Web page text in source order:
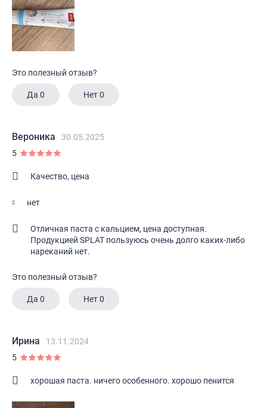
Это полезный отзыв?
Да 0 Нет0
Вероника
30.05.2025
5
Качество, цена
нет
Отличная паста с кальцием, цена доступная.
Продукцией SPLAT пользуюсь очень долго каких-либо
нареканий нет.
Это полезный отзыв?
Да 0 Нет0
Ирина
13.11.2024
5
хорошая паста. ничего особенного. хорошо пенится